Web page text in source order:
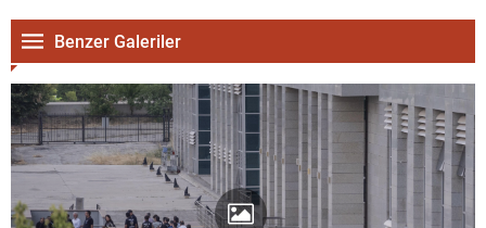
Benzer Galeriler